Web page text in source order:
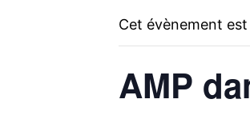
Cet évènement est
AMP